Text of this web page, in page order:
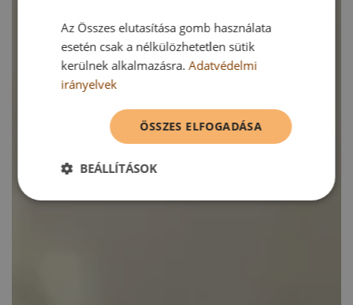
Az Összes elutasítása gomb használata
esetén csak a nélkülözhetetlen sütik
kerülnek alkalmazásra.Adatvédelmi
irányelvek
ÖSSZES ELFOGADÁSA
BEÁLLÍTÁSOK